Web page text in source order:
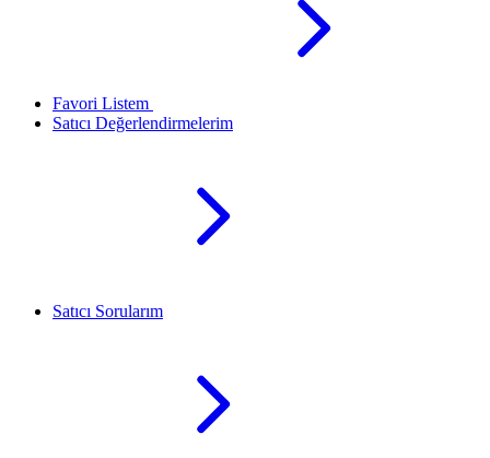
Favori Listem
Satıcı Değerlendirmelerim
Satıcı Sorularım